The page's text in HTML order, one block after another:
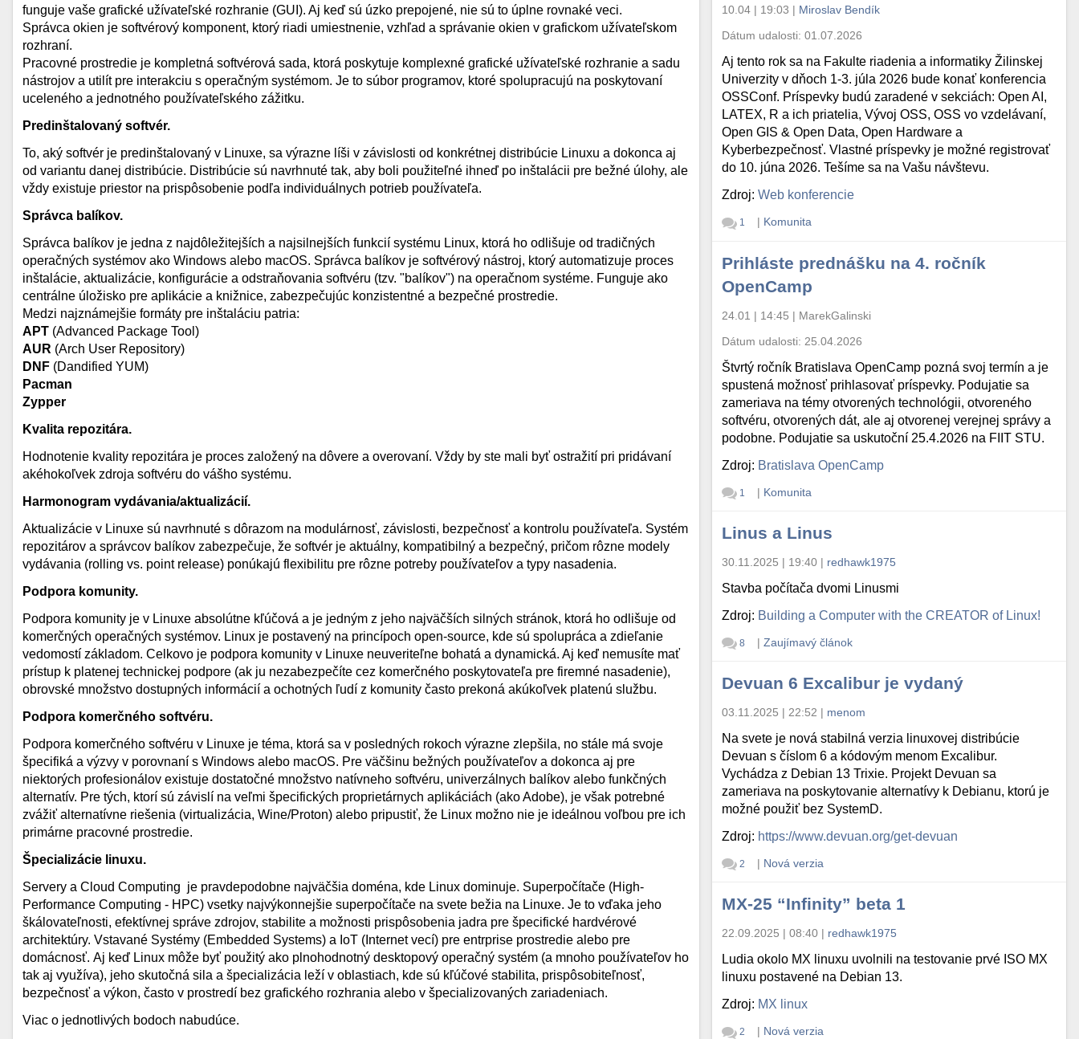
funguje vaše grafické užívateľské rozhranie (GUI). Aj keď sú úzko prepojené, nie sú to úplne rovnaké veci.
Správca okien je softvérový komponent, ktorý riadi umiestnenie, vzhľad a správanie okien v grafickom užívateľskom
rozhraní.
Pracovné prostredie je kompletná softvérová sada, ktorá poskytuje komplexné grafické užívateľské rozhranie a sadu
nástrojov a utilít pre interakciu s operačným systémom. Je to súbor programov, ktoré spolupracujú na poskytovaní
uceleného a jednotného používateľského zážitku.
Predinštalovaný softvér.
To, aký softvér je predinštalovaný v Linuxe, sa výrazne líši v závislosti od konkrétnej distribúcie Linuxu a dokonca aj
od variantu danej distribúcie. Distribúcie sú navrhnuté tak, aby boli použiteľné ihneď po inštalácii pre bežné úlohy, ale
vždy existuje priestor na prispôsobenie podľa individuálnych potrieb používateľa.
Správca balíkov.
Správca balíkov je jedna z najdôležitejších a najsilnejších funkcií systému Linux, ktorá ho odlišuje od tradičných
operačných systémov ako Windows alebo macOS. Správca balíkov je softvérový nástroj, ktorý automatizuje proces
inštalácie, aktualizácie, konfigurácie a odstraňovania softvéru (tzv. "balíkov") na operačnom systéme. Funguje ako
centrálne úložisko pre aplikácie a knižnice, zabezpečujúc konzistentné a bezpečné prostredie.
Medzi najznámejšie formáty pre inštaláciu patria:
APT (Advanced Package Tool)
AUR (Arch User Repository)
DNF (Dandified YUM)
Pacman
Zypper
Kvalita repozitára.
Hodnotenie kvality repozitára je proces založený na dôvere a overovaní. Vždy by ste mali byť ostražití pri pridávaní
akéhokoľvek zdroja softvéru do vášho systému.
Harmonogram vydávania/aktualizácií.
Aktualizácie v Linuxe sú navrhnuté s dôrazom na modulárnosť, závislosti, bezpečnosť a kontrolu používateľa. Systém
repozitárov a správcov balíkov zabezpečuje, že softvér je aktuálny, kompatibilný a bezpečný, pričom rôzne modely
vydávania (rolling vs. point release) ponúkajú flexibilitu pre rôzne potreby používateľov a typy nasadenia.
Podpora komunity.
Podpora komunity je v Linuxe absolútne kľúčová a je jedným z jeho najväčších silných stránok, ktorá ho odlišuje od
komerčných operačných systémov. Linux je postavený na princípoch open-source, kde sú spolupráca a zdieľanie
vedomostí základom. Celkovo je podpora komunity v Linuxe neuveriteľne bohatá a dynamická. Aj keď nemusíte mať
prístup k platenej technickej podpore (ak ju nezabezpečíte cez komerčného poskytovateľa pre firemné nasadenie),
obrovské množstvo dostupných informácií a ochotných ľudí z komunity často prekoná akúkoľvek platenú službu.
Podpora komerčného softvéru.
Podpora komerčného softvéru v Linuxe je téma, ktorá sa v posledných rokoch výrazne zlepšila, no stále má svoje
špecifiká a výzvy v porovnaní s Windows alebo macOS. Pre väčšinu bežných používateľov a dokonca aj pre
niektorých profesionálov existuje dostatočné množstvo natívneho softvéru, univerzálnych balíkov alebo funkčných
alternatív. Pre tých, ktorí sú závislí na veľmi špecifických proprietárnych aplikáciách (ako Adobe), je však potrebné
zvážiť alternatívne riešenia (virtualizácia, Wine/Proton) alebo pripustiť, že Linux možno nie je ideálnou voľbou pre ich
primárne pracovné prostredie.
Špecializácie linuxu.
Servery a Cloud Computing je pravdepodobne najväčšia doména, kde Linux dominuje. Superpočítače (High-
Performance Computing - HPC) vsetky najvýkonnejšie superpočítače na svete bežia na Linuxe. Je to vďaka jeho
škálovateľnosti, efektívnej správe zdrojov, stabilite a možnosti prispôsobenia jadra pre špecifické hardvérové
architektúry. Vstavané Systémy (Embedded Systems) a IoT (Internet vecí) pre entrprise prostredie alebo pre
domácnosť. Aj keď Linux môže byť použitý ako plnohodnotný desktopový operačný systém (a mnoho používateľov ho
tak aj využíva), jeho skutočná sila a špecializácia leží v oblastiach, kde sú kľúčové stabilita, prispôsobiteľnosť,
bezpečnosť a výkon, často v prostredí bez grafického rozhrania alebo v špecializovaných zariadeniach.
Viac o jednotlivých bodoch nabudúce.
10.04 | 19:03 | Miroslav Bendík
Dátum udalosti:01.07.2026
Aj tento rok sa na Fakulte riadenia a informatiky Žilinskej
Univerzity v dňoch 1-3. júla 2026 bude konať konferencia
OSSConf. Príspevky budú zaradené v sekciách: Open AI,
LATEX, R a ich priatelia, Vývoj OSS, OSS vo vzdelávaní,
Open GIS & Open Data, Open Hardware a
Kyberbezpečnosť. Vlastné príspevky je možné registrovať
do 10. júna 2026. Tešíme sa na Vašu návštevu.
Zdroj:Web konferencie
1 | Komunita
Prihláste prednášku na 4. ročník
OpenCamp
24.01 | 14:45 | MarekGalinski
Dátum udalosti: 25.04.2026
Štvrtý ročník Bratislava OpenCamp pozná svoj termín a je
spustená možnosť prihlasovať príspevky. Podujatie sa
zameriava na témy otvorených technológii, otvoreného
softvéru, otvorených dát, ale aj otvorenej verejnej správy a
podobne. Podujatie sa uskutoční 25.4.2026 na FIIT STU.
Zdroj: Bratislava OpenCamp
1 | Komunita
Linus a Linus
30.11.2025 | 19:40 | redhawk1975
Stavba počítača dvomi Linusmi
Zdroj: Building a Computer with the CREATOR of Linux!
8 | Zaujímavý článok
Devuan 6 Excalibur je vydaný
03.11.2025 | 22:52 | menom
Na svete je nová stabilná verzia linuxovej distribúcie
Devuan s číslom 6 a kódovým menom Excalibur.
Vychádza z Debian 13 Trixie. Projekt Devuan sa
zameriava na poskytovanie alternatívy k Debianu, ktorú je
možné použiť bez SystemD.
Zdroj: https://www.devuan.org/get-devuan
2 | Nová verzia
MX-25 “Infinity” beta 1
22.09.2025 | 08:40 | redhawk1975
Ludia okolo MX linuxu uvolnili na testovanie prvé ISO MX
linuxu postavené na Debian 13.
Zdroj: MX linux
2 | Nová verzia